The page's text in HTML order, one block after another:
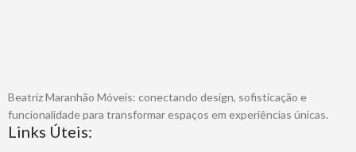
Beatriz Maranhão Móveis: conectando design, sofisticação e
funcionalidade para transformar espaços em experiências únicas.
Links Úteis: